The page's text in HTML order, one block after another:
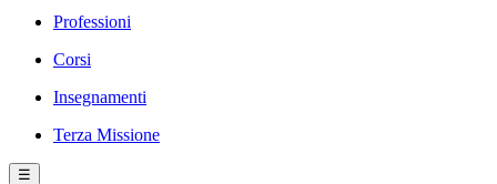
Professioni
Corsi
Insegnamenti
Terza Missione
☰